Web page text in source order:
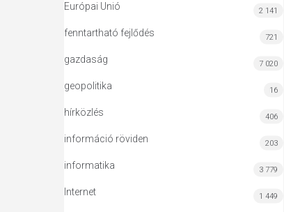
Európai Unió 2 141
fenntartható fejlődés 721
gazdaság 7 020
geopolitika 16
hírközlés 406
információ röviden 203
informatika 3 779
Internet 1 449